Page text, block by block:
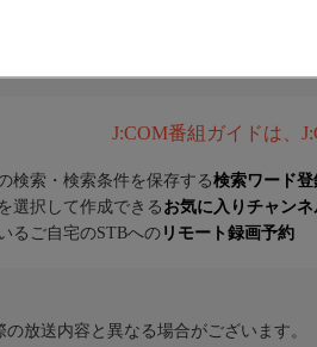
J:COM番組ガイドは、
検索・検索条件を保存する検索ワード登
選択して作成できる お気に入りチャンネ
るご自宅のSTBへの リモート録画予約
放送内容と異なる場合がございます。